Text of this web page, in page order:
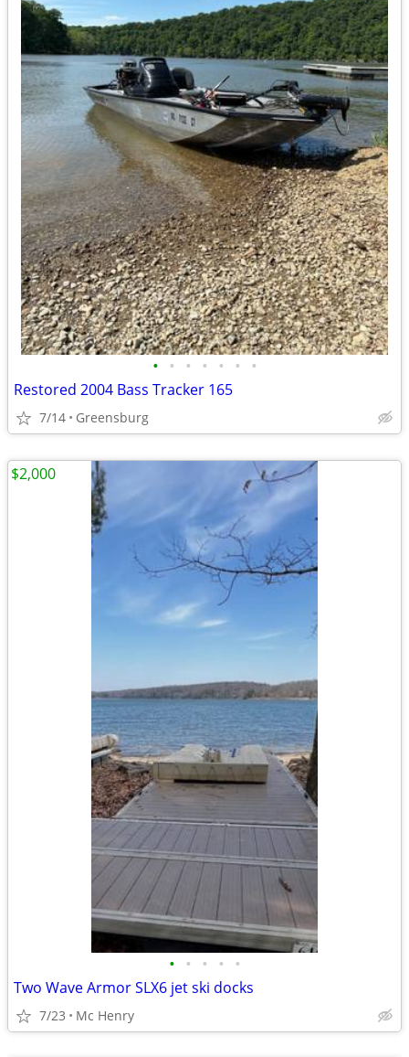
• • • • • • •
Restored 2004 Bass Tracker 165
7/14 Greensburg
• • • • •
Two Wave Armor SLX6 jet ski docks
7/23 Mc Henry
$2,000